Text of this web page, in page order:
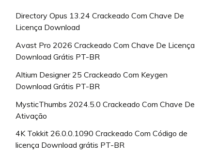
Directory Opus 13.24 Crackeado Com Chave De
Licença Download
Avast Pro 2026 Crackeado Com Chave De Licença
Download Grátis PT-BR
Altium Designer 25 Crackeado Com Keygen
Download Grátis PT-BR
MysticThumbs 2024.5.0 Crackeado Com Chave De
Ativação
4K Tokkit 26.0.0.1090 Crackeado Com Código de
licença Download grátis PT-BR